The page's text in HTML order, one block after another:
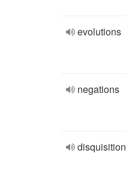
evolutions
negations
disquisition